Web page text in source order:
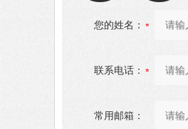
您的姓名：
联系电话：
常用邮箱：